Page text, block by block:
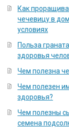
Как
чечевицу в
условиях
Польза
здоровья
Чем полезна
Чем полезен
здоровья?
Чем полезны
семена